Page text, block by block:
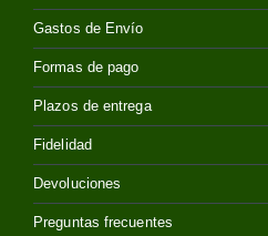
Gastos de Envío
Formas de pago
Plazos de entrega
Fidelidad
Devoluciones
Preguntas frecuentes